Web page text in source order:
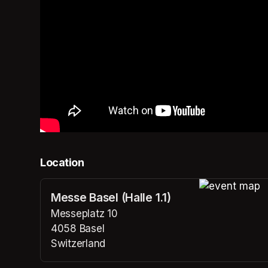
Location
Messe Basel (Halle 1.1)
Messeplatz 10
4058 Basel
Switzerland
(opens in a new tab)